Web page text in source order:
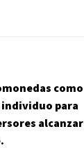
como
para
alcanzar